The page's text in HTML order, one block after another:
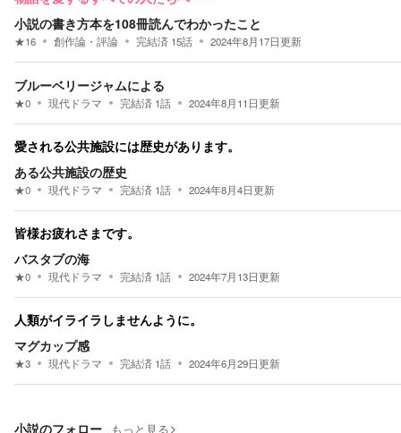
小説の書き方本を108冊読んでわかったこと
★16 創作論・評論 完結済 15話 2024年8月17日更新
ブルーベリージャムによる
★0 現代ドラマ 完結済 1話 2024年8月11日更新
愛される公共施設には歴史があります。
ある公共施設の歴史
★0 現代ドラマ 完結済 1話 2024年8月4日更新
皆様お疲れさまです。
バスタブの海
★0 現代ドラマ 完結済 1話 2024年7月13日更新
人類がイライラしませんように。
マグカップ感
★3 現代ドラマ 完結済 1話 2024年6月29日更新
小説のフォロー もっと見る